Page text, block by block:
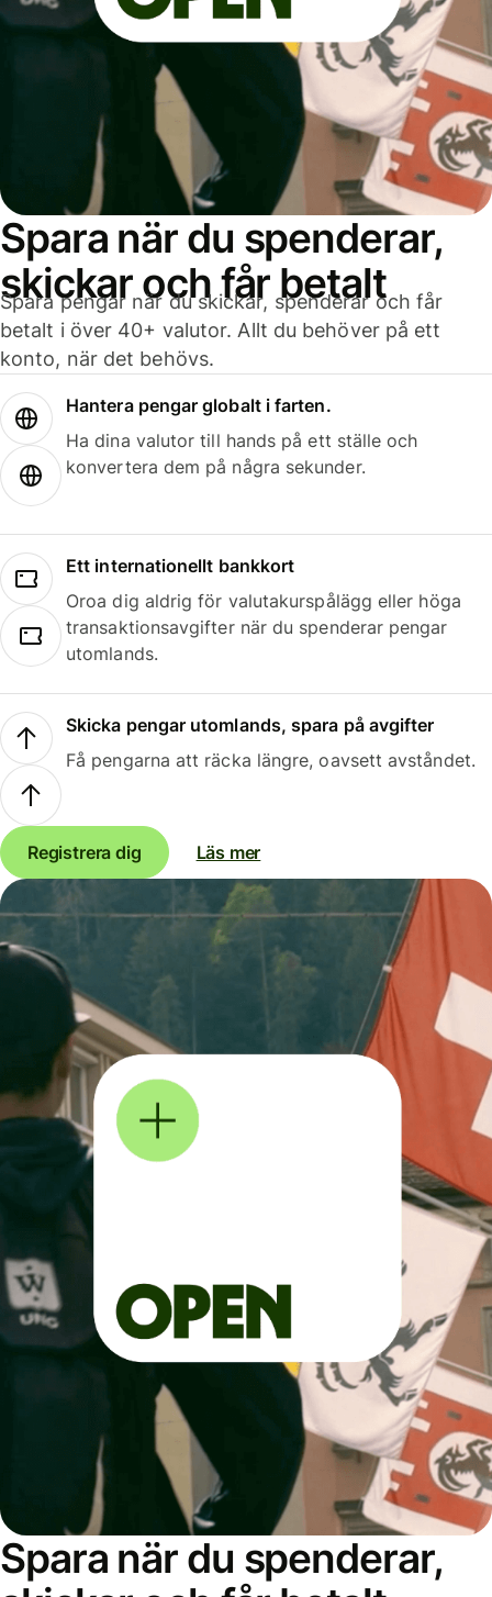
Spara när du spenderar,
skickar och får betalt
Spara pengar när du skickar, spenderar och får
betalt i över 40+ valutor. Allt du behöver på ett
konto, när det behövs.
Hantera pengar globalt i farten.
Ha dina valutor till hands på ett ställe och
konvertera dem på några sekunder.
Ett internationellt bankkort
Oroa dig aldrig för valutakurspålägg eller höga
transaktionsavgifter när du spenderar pengar
utomlands.
Skicka pengar utomlands, spara på avgifter
Få pengarna att räcka längre, oavsett avståndet.
Registrera dig Läs mer
Spara när du spenderar,